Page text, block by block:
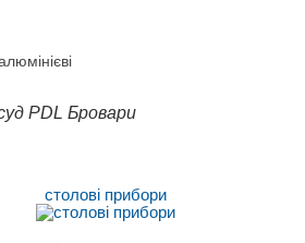
PDL Бровари
столові прибори